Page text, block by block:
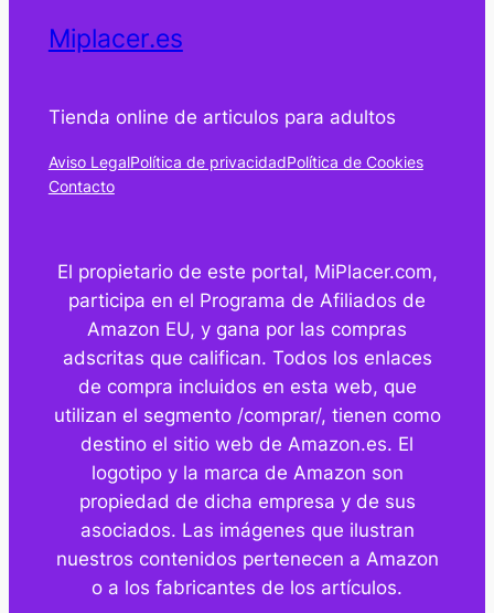
Miplacer.es
Tienda online de articulos para adultos
Aviso LegalPolítica de privacidadPolítica de Cookies
Contacto
El propietario de este portal, MiPlacer.com,
participa en el Programa de Afiliados de
Amazon EU, y gana por las compras
adscritas que califican. Todos los enlaces
de compra incluidos en esta web, que
utilizan el segmento /comprar/, tienen como
destino el sitio web de Amazon.es. El
logotipo y la marca de Amazon son
propiedad de dicha empresa y de sus
asociados. Las imágenes que ilustran
nuestros contenidos pertenecen a Amazon
o a los fabricantes de los artículos.